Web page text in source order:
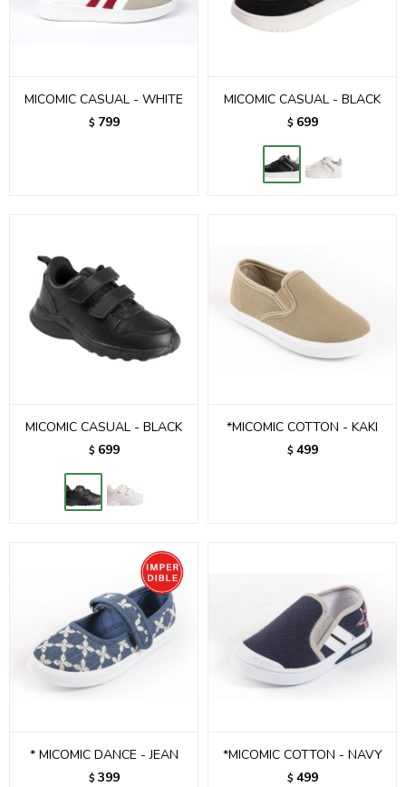
MICOMIC CASUAL - WHITE
$ 799
MICOMIC CASUAL - BLACK
$ 699
MICOMIC CASUAL - BLACK
$ 699
*MICOMIC COTTON - KAKI
$ 499
* MICOMIC DANCE - JEAN
$ 399
*MICOMIC COTTON - NAVY
$ 499